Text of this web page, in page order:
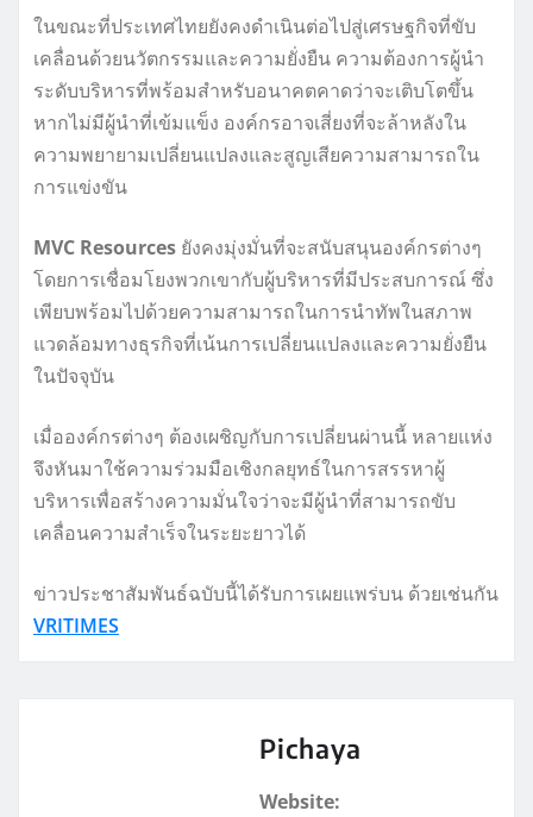
ในขณะที่ประเทศไทยยังคงดำเนินต่อไปสู่เศรษฐกิจที่ขับ
เคลื่อนด้วยนวัตกรรมและความยั่งยืน ความต้องการผู้นำ
ระดับบริหารที่พร้อมสำหรับอนาคตคาดว่าจะเติบโตขึ้น
หากไม่มีผู้นำที่เข้มแข็ง องค์กรอาจเสี่ยงที่จะล้าหลังใน
ความพยายามเปลี่ยนแปลงและสูญเสียความสามารถใน
การแข่งขัน
MVC Resources ยังคงมุ่งมั่นที่จะสนับสนุนองค์กรต่างๆ
โดยการเชื่อมโยงพวกเขากับผู้บริหารที่มีประสบการณ์ ซึ่ง
เพียบพร้อมไปด้วยความสามารถในการนำทัพในสภาพ
แวดล้อมทางธุรกิจที่เน้นการเปลี่ยนแปลงและความยั่งยืน
ในปัจจุบัน
เมื่อองค์กรต่างๆ ต้องเผชิญกับการเปลี่ยนผ่านนี้ หลายแห่ง
จึงหันมาใช้ความร่วมมือเชิงกลยุทธ์ในการสรรหาผู้
บริหารเพื่อสร้างความมั่นใจว่าจะมีผู้นำที่สามารถขับ
เคลื่อนความสำเร็จในระยะยาวได้
ข่าวประชาสัมพันธ์ฉบับนี้ได้รับการเผยแพร่บน ด้วยเช่นกัน
VRITIMES
Pichaya
Website: